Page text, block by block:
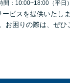
間：10:00~18:00（平日）
ビスを提供いたし
お困りの際は、ぜ